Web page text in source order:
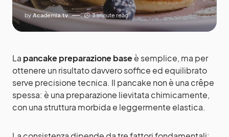
by Academia.tv 3 minute read
La pancake preparazione baseè semplice, ma per
ottenere un risultato davvero soffice ed equilibrato
serve precisione tecnica. Il pancake non è una crêpe
spessa: è una preparazione lievitata chimicamente,
con una struttura morbida e leggermente elastica.